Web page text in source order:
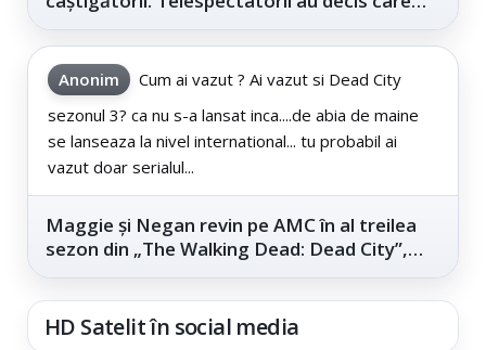
Anonim
Cum ai vazut ? Ai vazut si Dead City
sezonul 3? ca nu s-a lansat inca....de abia de maine
se lanseaza la nivel international... tu probabil ai
vazut doar serialul...
Maggie și Negan revin pe AMC în al treilea
sezon din „The Walking Dead: Dead City”,
HD Satelit în social media